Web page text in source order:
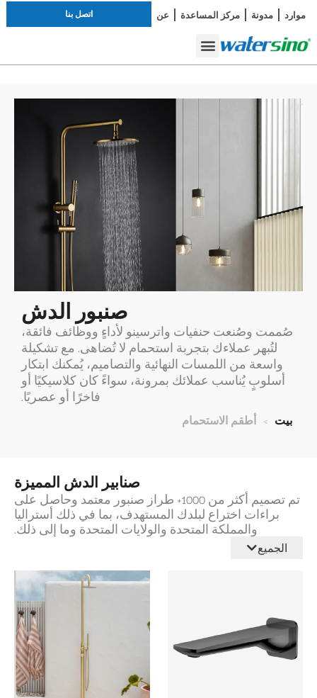
موارد مدونة مركز المساعدة عن اتصل بنا
صنبور الدش
صُممت وصُنعت حنفيات واترسينو لأداءٍ ووظائف فائقة،
لتُبهر عملاءك بتجربة استحمام لا تُضاهى. مع تشكيلة
واسعة من اللمسات النهائية والتصاميم، يُمكنك ابتكار
أسلوبٍ يُناسب عملائك بمرونة، سواءً كان كلاسيكيًا أو
فاخرًا أو عصريًا.
بيت > أطقم الاستحمام
صنابير الدش المميزة
تم تصميم أكثر من 1000+ طراز صنبور معتمد وحاصل على
براءات اختراع لبلدك المستهدف، بما في ذلك أستراليا
والمملكة المتحدة والولايات المتحدة وما إلى ذلك.
الجميع